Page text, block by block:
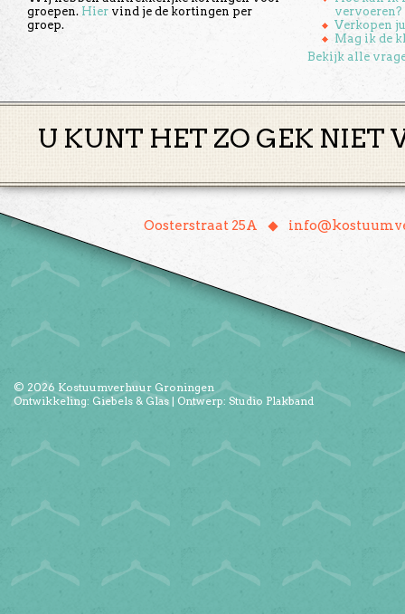
groepen. Hier vind je de kortingen per
groep.
vervoeren?
Verkopen
Mag ik de
Bekijk alle
U KUNT HET ZO GEK NIET
Oosterstraat 25A ♦
© 2026 Kostuumverhuur Groningen
Ontwikkeling: Giebels & Glas | Ontwerp: Studio Plakband